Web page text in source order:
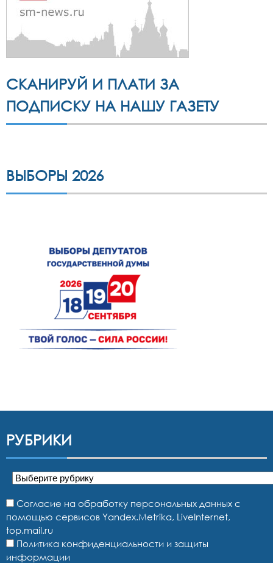
СКАНИРУЙ И ПЛАТИ ЗА
ПОДПИСКУ НА НАШУ ГАЗЕТУ
ВЫБОРЫ 2026
РУБРИКИ
Рубрики
Согласие на обработку персональных данных с
помощью сервисов Yandex.Metrika, LiveInternet,
top.mail.ru
Политика конфиденциальности и защиты
информации